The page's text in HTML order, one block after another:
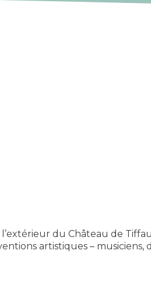
du Château de
artistiques – musiciens,